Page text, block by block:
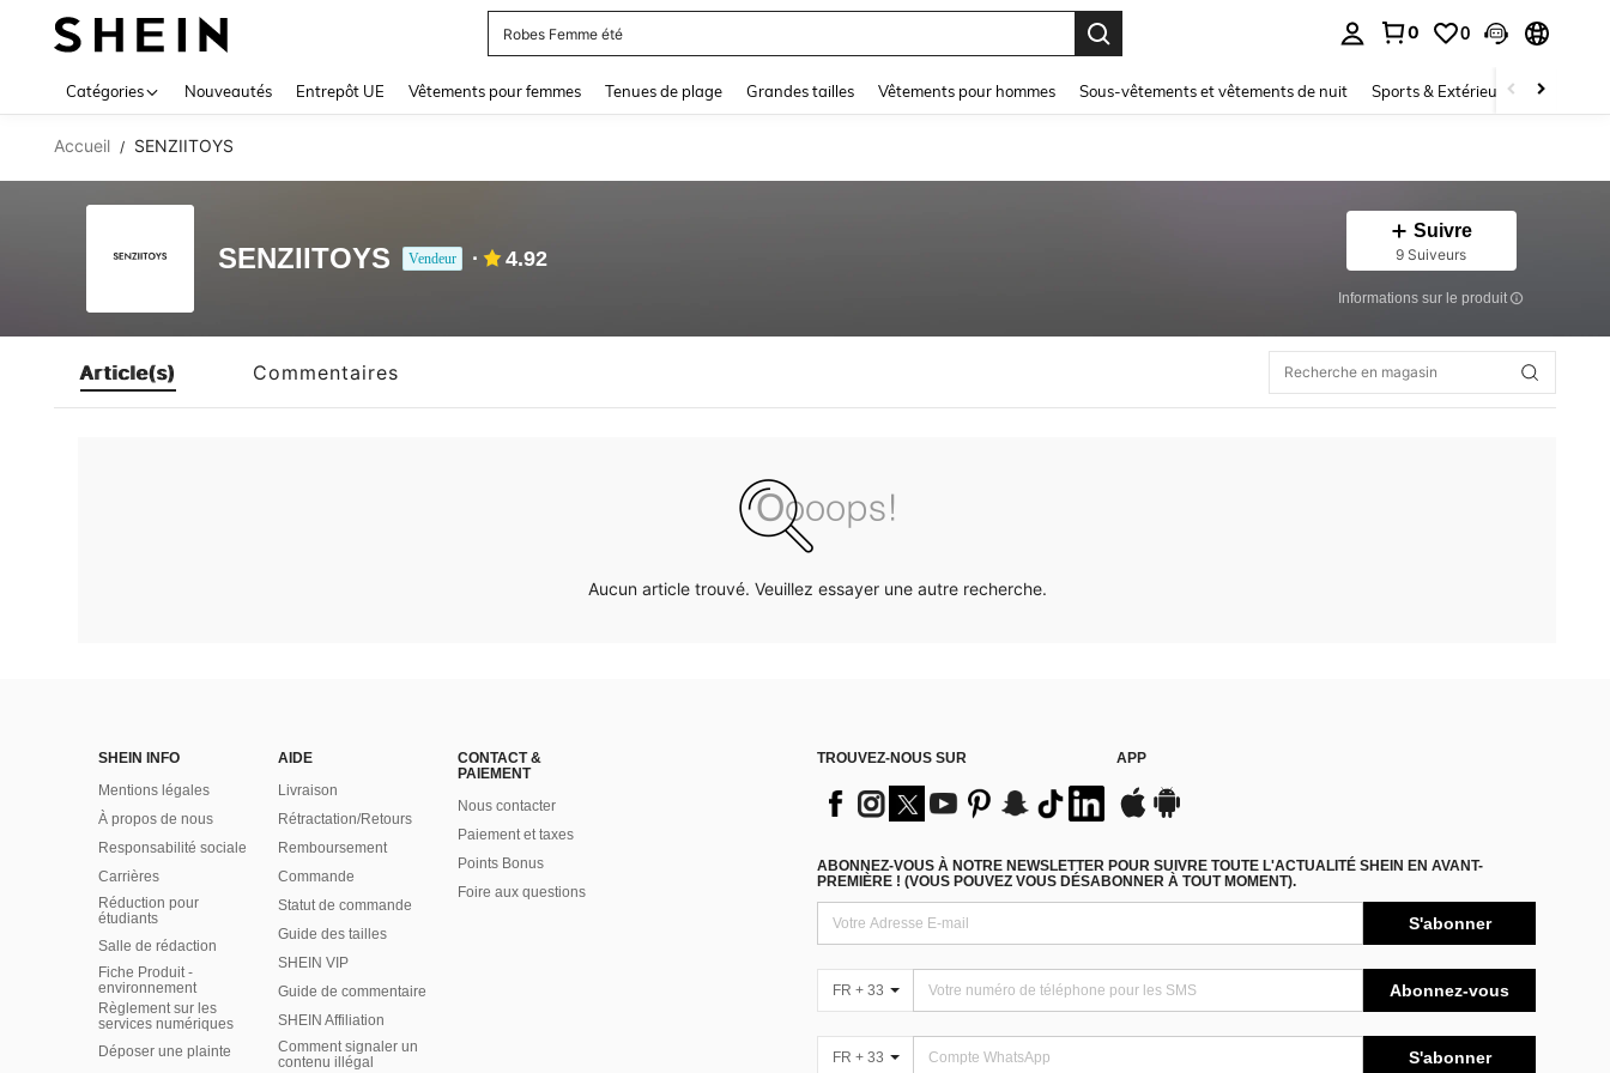
Robes Femme été
0 0
Catégories Nouveautés Entrepôt UE Vêtements pour femmes Tenues de plage Grandes tailles Vêtements pour hommes Sous-vêtements et vêtements de nuit Sports & Extérieur Enfants
Accueil / SENZIITOYS
SENZIITOYS Vendeur 4.92
Suivre
9 Suiveurs
Informations sur le produit
Article(s) Commentaires
Aucun article trouvé. Veuillez essayer une autre recherche.
SHEIN INFO
Mentions légales
À propos de nous
Responsabilité sociale
Carrières
Réduction pour
étudiants
Salle de rédaction
Fiche Produit -
environnement
Règlement sur les
services numériques
Déposer une plainte
AIDE
Livraison
Rétractation/Retours
Remboursement
Commande
Statut de commande
Guide des tailles
SHEIN VIP
Guide de commentaire
SHEIN Affiliation
Comment signaler un
contenu illégal
CONTACT &
PAIEMENT
Nous contacter
Paiement et taxes
Points Bonus
Foire aux questions
TROUVEZ-NOUS SUR APP
ABONNEZ-VOUS À NOTRE NEWSLETTER POUR SUIVRE TOUTE L'ACTUALITÉ SHEIN EN AVANT-
PREMIÈRE ! (VOUS POUVEZ VOUS DÉSABONNER À TOUT MOMENT).
S'abonner
FR + 33 Abonnez-vous
FR + 33 S'abonner